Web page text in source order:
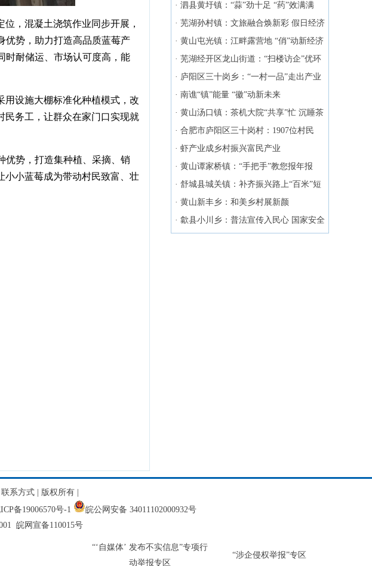
，混凝土浇筑作业同步开展，
优势，助力打造高品质蓝莓产
时耐储运、市场认可度高，能
用设施大棚标准化种植模式，改
民务工，让群众在家门口实现就
优势，打造集种植、采摘、销
小小蓝莓成为带动村民致富、壮
产
· 泗县黄圩镇：“蒜”劲十足 “药”效满满
· 芜湖孙村镇：文旅融合焕新彩 假日经济
再升温
· 黄山屯光镇：江畔露营地 “俏”动新经济
· 芜湖经开区龙山街道：“扫楼访企”优环
境
· 庐阳区三十岗乡：“一村一品”走出产业
融合新路径
· 南谯“镇”能量 “徽”动新未来
· 黄山汤口镇：茶机大院“共享”忙 沉睡茶
园“飘香”起
· 合肥市庐阳区三十岗村：1907位村民
提“钱”过年了！
· 虾产业成乡村振兴富民产业
· 黄山谭家桥镇：“手把手”教您报年报
· 舒城县城关镇：补齐振兴路上“百米”短
板
· 黄山新丰乡：和美乡村展新颜
· 歙县小川乡：普法宣传入民心 国家安全
联系方式 版权所有
备19006570号-1
皖公网安备 34011102000932号
皖网宣备110015号
“‘自媒体’ 发布不实信息”专项行
动举报专区
“涉企侵权举报”专区